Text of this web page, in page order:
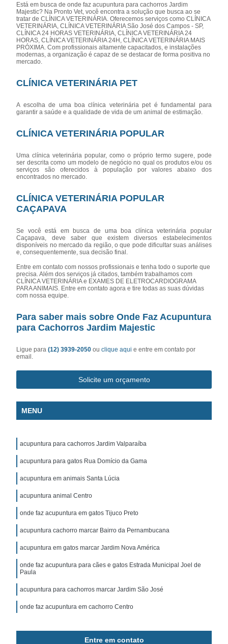
Está em busca de onde faz acupuntura para cachorros Jardim
Majestic? Na Pronto Vet, você encontra a solução que busca ao se
tratar de CLÍNICA VETERINÁRIA. Oferecemos serviços como CLÍNICA
VETERINÁRIA, CLÍNICA VETERINÁRIA São José dos Campos - SP,
CLÍNICA 24 HORAS VETERINÁRIA, CLÍNICA VETERINÁRIA 24
HORAS, CLÍNICA VETERINÁRIA 24H, CLÍNICA VETERINÁRIA MAIS
PRÓXIMA. Com profissionais altamente capacitados, e instalações
modernas, a organização é capaz de se destacar de forma positiva no
mercado.
CLÍNICA VETERINÁRIA PET
A escolha de uma boa clínica veterinária pet é fundamental para
garantir a saúde e a qualidade de vida de um animal de estimação.
CLÍNICA VETERINÁRIA POPULAR
Uma clínica veterinária popular, como o próprio termo sugere, pode
ser descrita como um modelo de negócio no qual os produtos e/ou os
serviços são oferecidos à população por valores abaixo dos
encontrados no mercado.
CLÍNICA VETERINÁRIA POPULAR
CAÇAPAVA
Se você está em busca de uma boa clínica veterinária popular
Caçapava, deve saber que existem diversos estabelecimentos
disponíveis no mercado da região, o que pode dificultar suas análises
e, consequentemente, sua decisão final.
Entre em contato com nossos profissionais e tenha todo o suporte que
precisa. Além dos serviços já citados, também trabalhamos com
CLÍNICA VETERINÁRIA e EXAMES DE ELETROCARDIOGRAMA
PARA ANIMAIS. Entre em contato agora e tire todas as suas dúvidas
com nossa equipe.
Para saber mais sobre Onde Faz Acupuntura
para Cachorros Jardim Majestic
Ligue para(12) 3939-2050ouclique aqui e entre em contato por
email.
Solicite um orçamento
MENU
acupuntura para cachorros Jardim Valparaíba
acupuntura para gatos Rua Domício da Gama
acupuntura em animais Santa Lúcia
acupuntura animal Centro
onde faz acupuntura em gatos Tijuco Preto
acupuntura cachorro marcar Bairro da Pernambucana
acupuntura em gatos marcar Jardim Nova América
onde faz acupuntura para cães e gatos Estrada Municipal Joel de
Paula
acupuntura para cachorros marcar Jardim São José
onde faz acupuntura em cachorro Centro
Entre em contato